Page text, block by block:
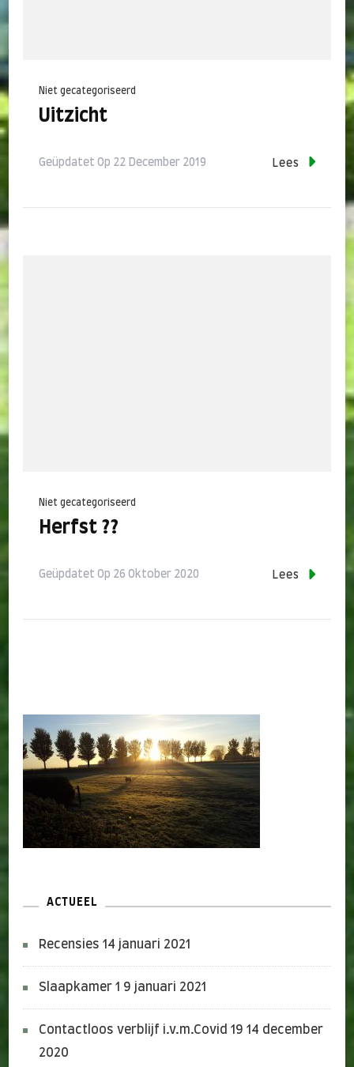
Niet gecategoriseerd
Uitzicht
Geüpdatet Op 22 December 2019 Lees
Niet gecategoriseerd
Herfst ??
Geüpdatet Op 26 Oktober 2020 Lees
ACTUEEL
Recensies 14 januari 2021
Slaapkamer 1 9 januari 2021
Contactloos verblijf i.v.m.Covid 19 14 december
2020